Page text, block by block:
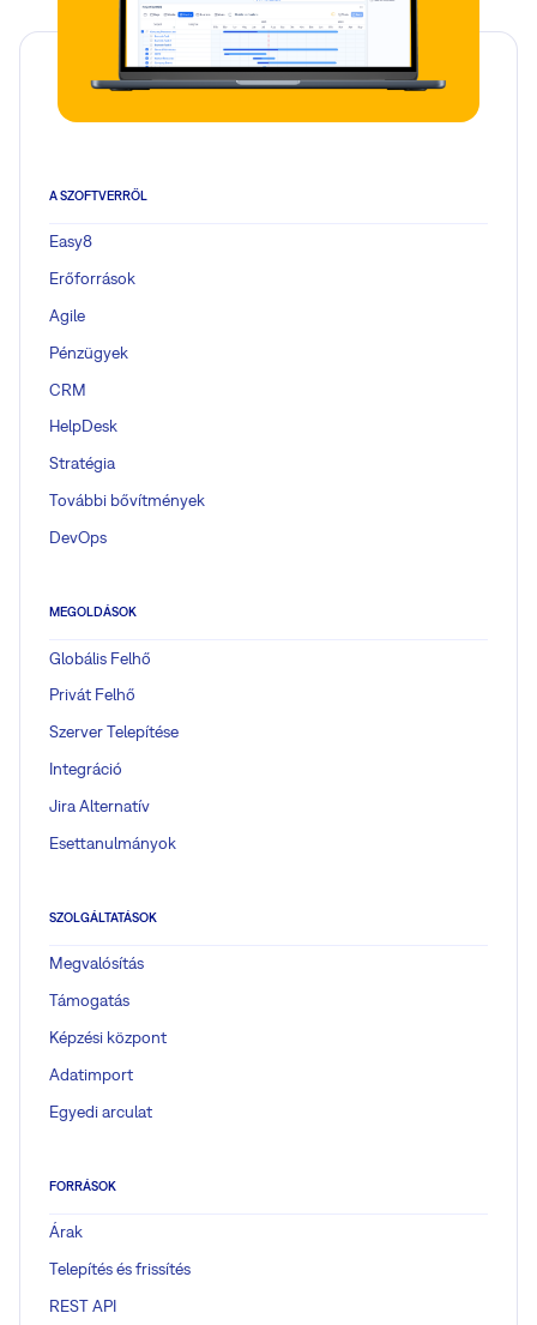
A SZOFTVERRŐL
Easy8
Erőforrások
Agile
Pénzügyek
CRM
HelpDesk
Stratégia
További bővítmények
DevOps
MEGOLDÁSOK
Globális Felhő
Privát Felhő
Szerver Telepítése
Integráció
Jira Alternatív
Esettanulmányok
SZOLGÁLTATÁSOK
Megvalósítás
Támogatás
Képzési központ
Adatimport
Egyedi arculat
FORRÁSOK
Árak
Telepítés és frissítés
REST API